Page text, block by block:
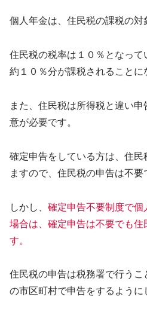
個人年金は、住民税の課税の対
住民税の税率は１０％となっ
約１０％分が課税されることに
また、住民税は所得税と違い
意が必要です。
確定申告をしている方は、住民
ますので、住民税の申告は不要
しかし、 確定申告不要制度で個
場合は、確定申告は不要でも住
す。
住民税の申告は税務署で行う
の市区町村で申告をするように